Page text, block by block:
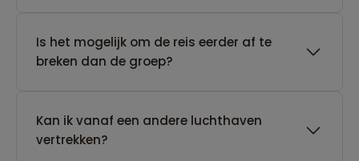
Is het mogelijk om de reis eerder af te
breken dan de groep?
Kan ik vanaf een andere luchthaven
vertrekken?